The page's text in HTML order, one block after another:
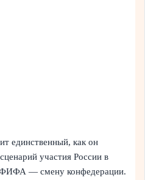
единственный, как он
участия России в
ФИФА — смену конфедерации.